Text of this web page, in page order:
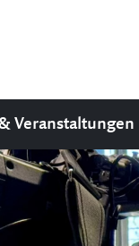
Veranstaltungen